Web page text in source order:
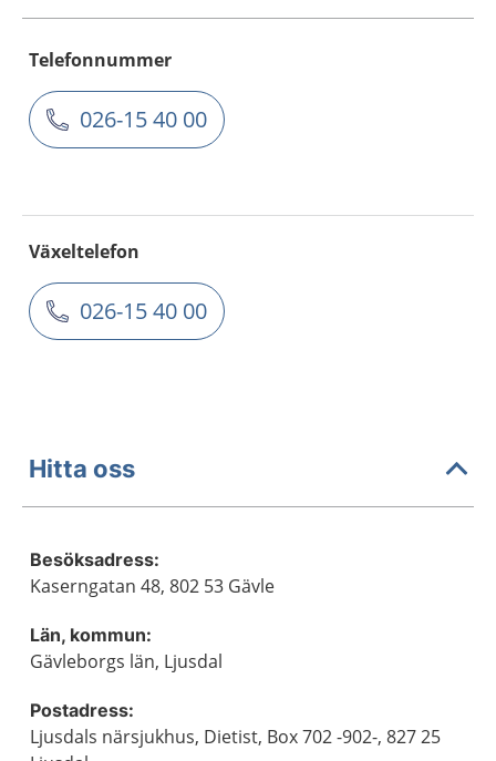
Telefonnummer
026-15 40 00
Växeltelefon
026-15 40 00
Hitta oss
Besöksadress:
Kaserngatan 48, 802 53 Gävle
Län, kommun:
Gävleborgs län, Ljusdal
Postadress:
Ljusdals närsjukhus, Dietist, Box 702 -902-, 827 25